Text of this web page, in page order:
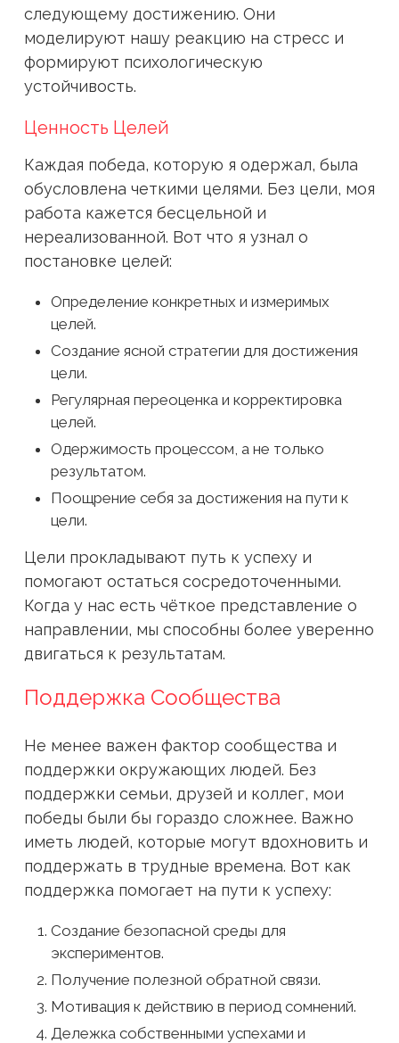
следующему достижению. Они
моделируют нашу реакцию на стресс и
формируют психологическую
устойчивость.
Ценность Целей
Каждая победа, которую я одержал, была
обусловлена четкими целями. Без цели, моя
работа кажется бесцельной и
нереализованной. Вот что я узнал о
постановке целей:
Определение конкретных и измеримых
целей.
Создание ясной стратегии для достижения
цели.
Регулярная переоценка и корректировка
целей.
Одержимость процессом, а не только
результатом.
Поощрение себя за достижения на пути к
цели.
Цели прокладывают путь к успеху и
помогают остаться сосредоточенными.
Когда у нас есть чёткое представление о
направлении, мы способны более уверенно
двигаться к результатам.
Поддержка Сообщества
Не менее важен фактор сообщества и
поддержки окружающих людей. Без
поддержки семьи, друзей и коллег, мои
победы были бы гораздо сложнее. Важно
иметь людей, которые могут вдохновить и
поддержать в трудные времена. Вот как
поддержка помогает на пути к успеху:
Создание безопасной среды для
экспериментов.
Получение полезной обратной связи.
Мотивация к действию в период сомнений.
Дележка собственными успехами и